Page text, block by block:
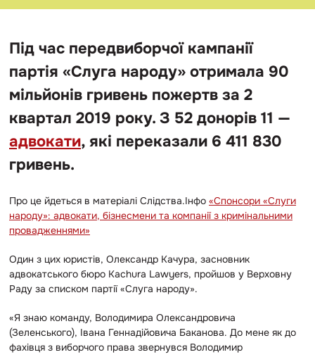
Під час передвиборчої кампанії
партія «Слуга народу» отримала 90
мільйонів гривень пожертв за 2
квартал 2019 року. З 52 донорів 11 —
адвокати, які переказали 6 411 830
гривень.
Про це йдеться в матеріалі Слідства.Інфо «Спонсори «Слуги
народу»: адвокати, бізнесмени та компанії з кримінальними
провадженнями»
Один з цих юристів, Олександр Качура, засновник
адвокатського бюро Kachura Lawyers, пройшов у Верховну
Раду за списком партії «Слуга народу».
«Я знаю команду, Володимира Олександровича
(Зеленського), Івана Геннадійовича Баканова. До мене як до
фахівця з виборчого права звернувся Володимир